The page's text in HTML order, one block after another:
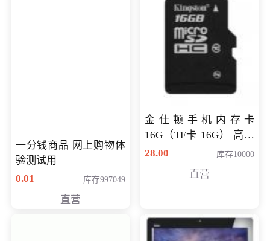
一分钱商品 网上购物体
验测试用
0.01
库存997049
直营
金仕顿手机内存卡
16G（TF卡 16G） 高速
卡 CLASS 10
28.00 库存10000
直营